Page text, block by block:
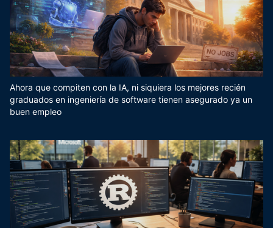
Ahora que compiten con la IA, ni siquiera los mejores recién
graduados en ingeniería de software tienen asegurado ya un
buen empleo